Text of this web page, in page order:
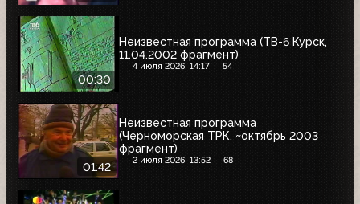
00:30
Неизвестная программа (ТВ-6 Курск,
11.04.2002 фрагмент)
4 июля 2026, 14:17 54
01:42
Неизвестная программа
(Черноморская ТРК, ~октябрь 2003
фрагмент)
2 июля 2026, 13:52 68